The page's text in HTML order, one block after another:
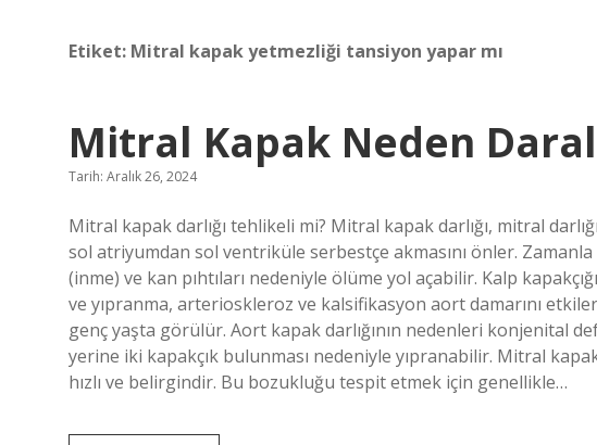
Etiket: Mitral kapak yetmezliği tansiyon yapar mı
Mitral Kapak Neden
Tarih: Aralık 26, 2024
Mitral kapak darlığı tehlikeli mi? Mitral kapak darlığı, mitral
sol atriyumdan sol ventriküle serbestçe akmasını önler.
(inme) ve kan pıhtıları nedeniyle ölüme yol açabilir. Kalp
ve yıpranma, arterioskleroz ve kalsifikasyon aort damarını
genç yaşta görülür. Aort kapak darlığının nedenleri konjenital
yerine iki kapakçık bulunması nedeniyle yıpranabilir. Mitral
hızlı ve belirgindir. Bu bozukluğu tespit etmek için genellikle…